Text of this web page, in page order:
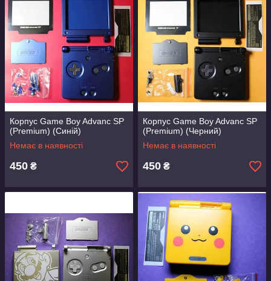
Корпус Game Boy Advanc SP
(Premium) (Синій)
Немає в наявності
450 ₴
Корпус Game Boy Advanc SP
(Premium) (Черний)
Немає в наявності
450 ₴